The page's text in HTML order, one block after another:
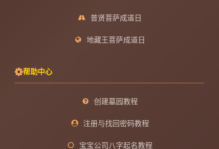
普贤菩萨成道日
地藏王菩萨成道日
帮助中心
创建墓园教程
注册与找回密码教程
宝宝公司八字起名教程